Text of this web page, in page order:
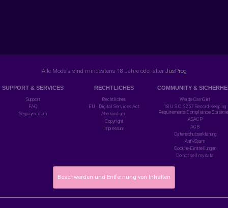
Alle Models sind mindestens 18 Jahre oder älter JusProg
SUPPORT & SERVICES
Support
FAQ
Segpayeu.com
RECHTLICHES
Rechtliches
EU - Digital Services Act
Abo kündigen
Copyright
Impressum
COMMUNITY &
Werde CamGirl
18 U.S.C. 2257 Record-Keeping
Requirements Compliance
ASACP
AGB
Datenschutzerklärung
Anti-Spam
Cookie-Einstellungen
Do not sell my data
Beschwerden und Entfernung von Inhalten